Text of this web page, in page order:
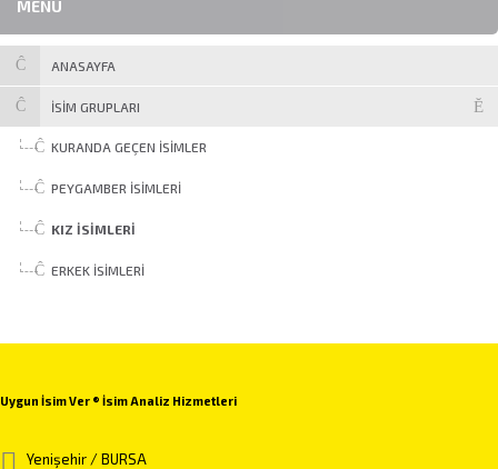
MENU
ANASAYFA
İSİM GRUPLARI
KURANDA GEÇEN İSIMLER
PEYGAMBER İSIMLERI
KIZ İSIMLERI
ERKEK İSIMLERI
Uygun İsim Ver ® İsim Analiz Hizmetleri
Yenişehir / BURSA